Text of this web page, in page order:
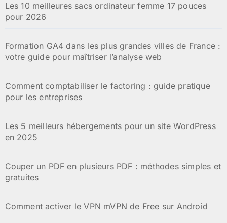
Les 10 meilleures sacs ordinateur femme 17 pouces
pour 2026
Formation GA4 dans les plus grandes villes de France :
votre guide pour maîtriser l’analyse web
Comment comptabiliser le factoring : guide pratique
pour les entreprises
Les 5 meilleurs hébergements pour un site WordPress
en 2025
Couper un PDF en plusieurs PDF : méthodes simples et
gratuites
Comment activer le VPN mVPN de Free sur Android